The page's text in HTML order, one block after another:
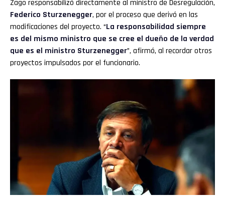
Zago responsabilizó directamente al ministro de Desregulación,
Federico Sturzenegger, por el proceso que derivó en las
modificaciones del proyecto. “La responsabilidad siempre
es del mismo ministro que se cree el dueño de la verdad
que es el ministro Sturzenegger”, afirmó, al recordar otros
proyectos impulsados por el funcionario.